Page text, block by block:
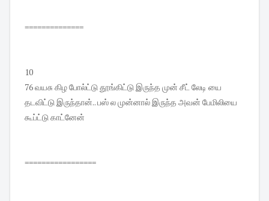
==============
10
76 வயசு கிழ போல்ட்டு தூங்கிட்டு இருந்த முன் சீட் லேடி யை
தடவிட்டு இருந்தான்.. பஸ் ல முன்னால் இருந்த அவன் பேமிலியை
கூப்ட்டு காட்னேன்
=================